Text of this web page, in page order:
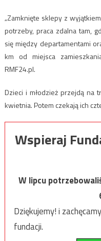
„Zamknięte sklepy z
potrzeby, praca zdalna tam,
się między departamentami
km od miejsca
RMF24.pl.
Dzieci i młodzież przejdą na
kwietnia. Potem czekają ich
Wspieraj
W lipcu
Dziękujemy! i
fundacji.